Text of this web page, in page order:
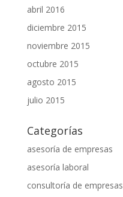
abril 2016
diciembre 2015
noviembre 2015
octubre 2015
agosto 2015
julio 2015
Categorías
asesoría de empresas
asesoría laboral
consultoría de empresas